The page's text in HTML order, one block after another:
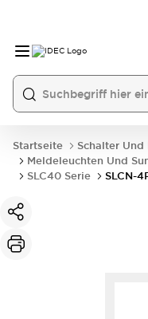
Startseite
Schalter
Meldeleuchten Und
SLC40 Serie
SLCN-